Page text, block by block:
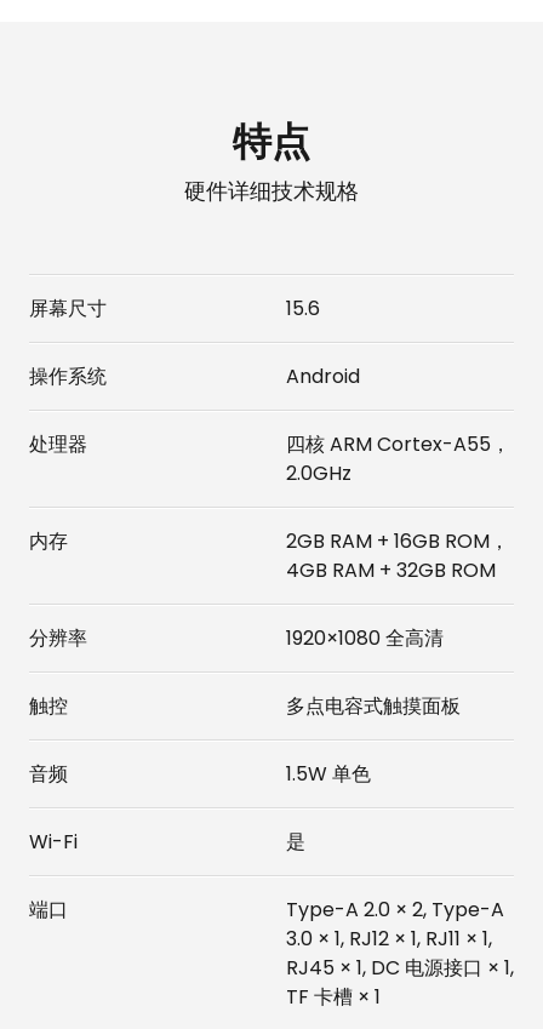
特点
硬件详细技术规格
屏幕尺寸 15.6
操作系统 Android
处理器
四核 ARM Cortex-A55，
2.0GHz
内存
2GB RAM + 16GB ROM，
4GB RAM + 32GB ROM
分辨率 1920×1080 全高清
触控 多点电容式触摸面板
音频 1.5W 单色
Wi-Fi 是
端口
Type-A 2.0 × 2, Type-A
3.0 × 1, RJ12 × 1, RJ11 × 1,
RJ45 × 1, DC 电源接口 × 1,
TF 卡槽 × 1